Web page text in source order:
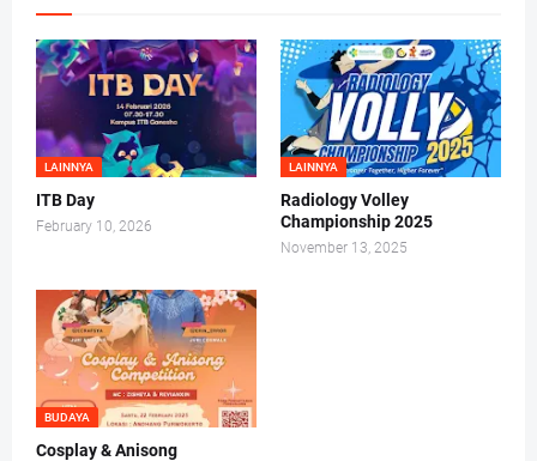
LAINNYA
ITB Day
February 10, 2026
LAINNYA
Radiology Volley
Championship 2025
November 13, 2025
BUDAYA
Cosplay & Anisong